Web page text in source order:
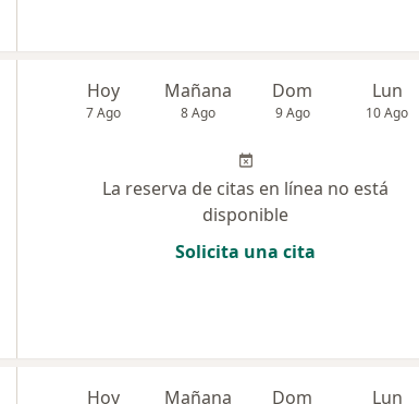
Hoy
7 Ago
Mañana
8 Ago
Dom
9 Ago
Lun
10 Ago
La reserva de citas en línea no está
disponible
Solicita una cita
Hoy Mañana Dom Lun